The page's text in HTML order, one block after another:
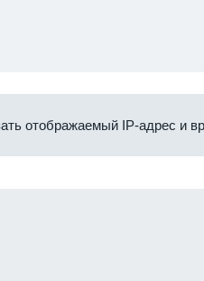
отображаемый IP-адрес и